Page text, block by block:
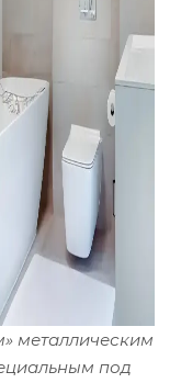
металлическим
под